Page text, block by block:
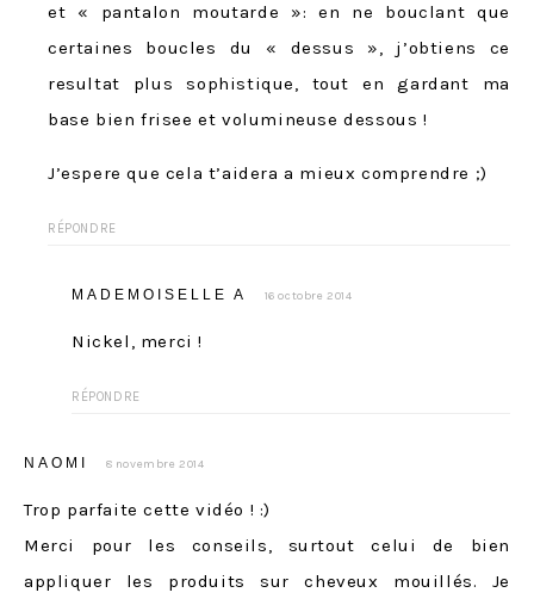
et « pantalon moutarde »: en ne bouclant que
certaines boucles du « dessus », j’obtiens ce
resultat plus sophistique, tout en gardant ma
base bien frisee et volumineuse dessous !
J’espere que cela t’aidera a mieux comprendre ;)
RÉPONDRE
MADEMOISELLE A 16 octobre 2014
Nickel, merci !
RÉPONDRE
NAOMI 8 novembre 2014
Trop parfaite cette vidéo ! :)
Merci pour les conseils, surtout celui de bien
appliquer les produits sur cheveux mouillés. Je